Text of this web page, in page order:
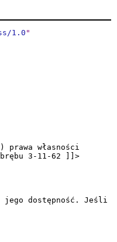
1.0"
prawa własności
3-11-62 ]]>
jego dostępność. Jeśli